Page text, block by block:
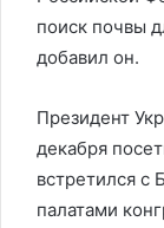
поиск почвы
добавил он.
Президент
декабря
встретился с
палатами